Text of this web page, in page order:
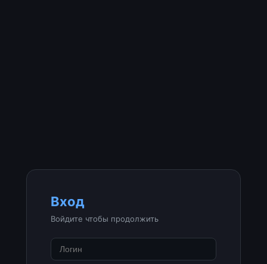
Вход
Войдите чтобы продолжить